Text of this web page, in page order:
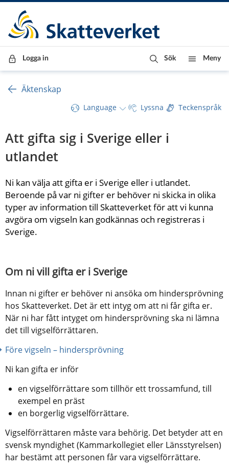
Till innehåll
Till navigationen
Till chattrobot
Logga in Sök Meny
Äktenskap
Language Lyssna Teckenspråk
Att gifta sig i Sverige eller i
utlandet
​Ni kan välja att gifta er i Sverige eller i utlandet.
Beroende på var ni gifter er behöver ni skicka in olika
typer av information till Skatteverket för att vi kunna
avgöra om vigseln kan godkännas och registreras i
Sverige.
Om ni vill gifta er i Sverige
Innan ni gifter er behöver ni ansöka om hindersprövning
hos Skatteverket. Det är ett intyg om att ni får gifta er.
När ni har fått intyget om hindersprövning ska ni lämna
det till vigselförrättaren.
Före vigseln – hindersprövning
Ni kan gifta er inför
en vigselförrättare som tillhör ett trossamfund, till
exempel en präst
en borgerlig vigselförrättare.
Vigselförrättaren måste vara behörig. Det betyder att en
svensk myndighet (Kammarkollegiet eller Länsstyrelsen)
har bestämt att personen får vara vigselförrättare.